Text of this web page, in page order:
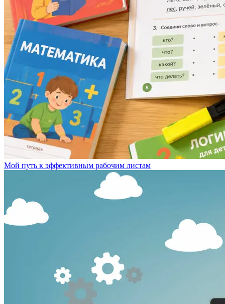
Мой путь к эффективным рабочим листам